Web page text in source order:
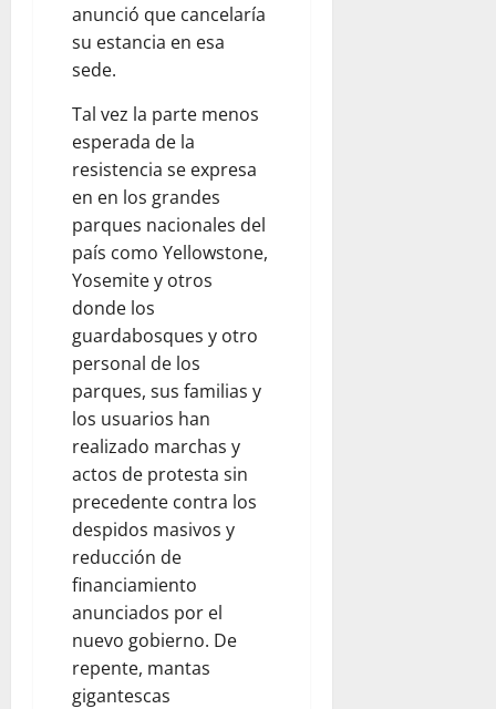
anunció que cancelaría
su estancia en esa
sede.
Tal vez la parte menos
esperada de la
resistencia se expresa
en en los grandes
parques nacionales del
país como Yellowstone,
Yosemite y otros
donde los
guardabosques y otro
personal de los
parques, sus familias y
los usuarios han
realizado marchas y
actos de protesta sin
precedente contra los
despidos masivos y
reducción de
financiamiento
anunciados por el
nuevo gobierno. De
repente, mantas
gigantescas